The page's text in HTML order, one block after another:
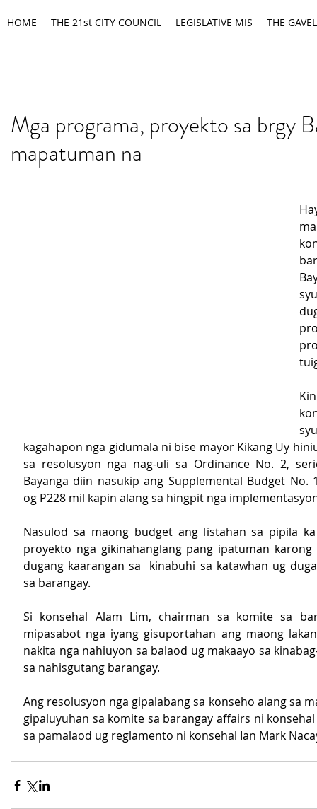
HOME THE 21st CITY COUNCIL LEGISLATIVE MIS THE GAVEL
Mga programa, proyekto sa brgy
mapatuman na
kagahapon nga gidumala ni bise mayor Kikang Uy
sa resolusyon nga nag-uli sa Ordinance No. 2,
Bayanga diin nasukip ang Supplemental Budget No.
og P228 mil kapin alang sa hingpit nga
Nasulod sa maong budget ang listahan sa pipila
proyekto nga gikinahanglang pang ipatuman
dugang kaarangan sa  kinabuhi sa katawhan ug
sa barangay.
Si konsehal Alam Lim, chairman sa komite sa
mipasabot nga iyang gisuportahan ang maong
nakita nga nahiuyon sa balaod ug makaayo sa
sa nahisgutang barangay.
Ang resolusyon nga gipalabang sa konseho alang sa
gipaluyuhan sa komite sa barangay affairs ni
sa pamalaod ug reglamento ni konsehal Ian Mark